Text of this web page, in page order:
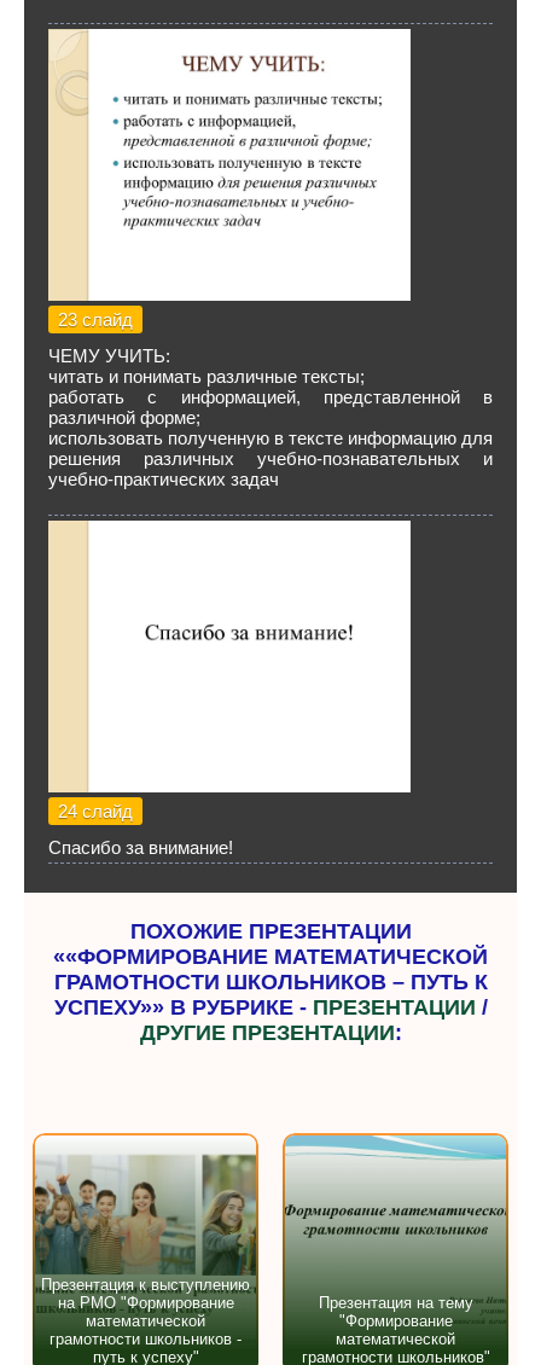
23 слайд
ЧЕМУ УЧИТЬ:
читать и понимать различные тексты;
работать с информацией, представленной в
различной форме;
использовать полученную в тексте информацию для
решения различных учебно-познавательных и
учебно-практических задач
24 слайд
Спасибо за внимание!
ПОХОЖИЕ ПРЕЗЕНТАЦИИ
««ФОРМИРОВАНИЕ МАТЕМАТИЧЕСКОЙ
ГРАМОТНОСТИ ШКОЛЬНИКОВ – ПУТЬ К
УСПЕХУ»» В РУБРИКЕ - ПРЕЗЕНТАЦИИ /
ДРУГИЕ ПРЕЗЕНТАЦИИ:
Презентация к выступлению
на РМО "Формирование
математической
грамотности школьников -
путь к успеху"
Презентация на тему
"Формирование
математической
грамотности школьников"